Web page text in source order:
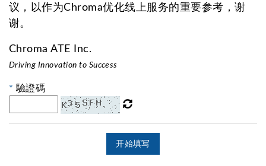
议，以作为Chroma优化线上服务的重要参考，谢
谢。
Chroma ATE Inc.
Driving Innovation to Success
* 驗證碼
开始填写